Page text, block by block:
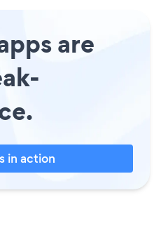
are
in action